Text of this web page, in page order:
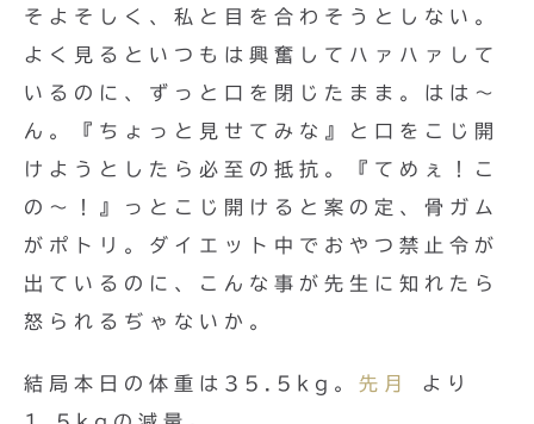
そよそしく、私と目を合わそうとしない。
よく見るといつもは興奮してハァハァして
いるのに、ずっと口を閉じたまま。はは〜
ん。『ちょっと見せてみな』と口をこじ開
けようとしたら必至の抵抗。『てめぇ！こ
の〜！』っとこじ開けると案の定、骨ガム
がポトリ。ダイエット中でおやつ禁止令が
出ているのに、こんな事が先生に知れたら
怒られるぢゃないか。
結局本日の体重は35.5kg。 先月
より